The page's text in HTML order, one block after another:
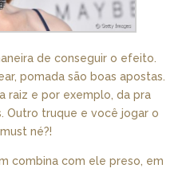
de conseguir o efeito.
pomada são boas apostas.
raiz e por exemplo, da pra
Outro truque e você jogar o
né?!
combina com ele preso, em